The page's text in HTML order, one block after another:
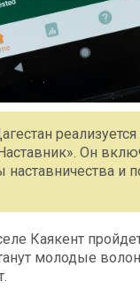
Он
наставничества
Каякент
молодые